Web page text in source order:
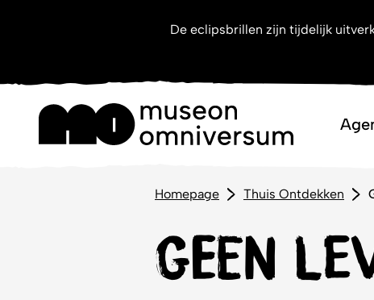
De eclipsbrillen zijn tijdelijk
Homepage Thuis Ontdekken
Geen